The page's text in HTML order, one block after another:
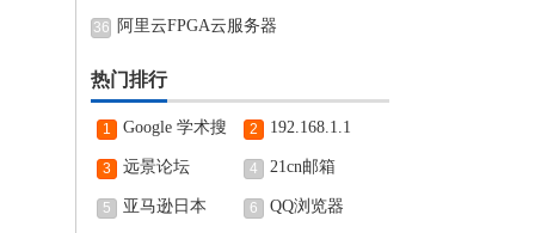
36 阿里云FPGA云服务器
热门排行
1
Google 学术搜
索
2 192.168.1.1
3 远景论坛 4 21cn邮箱
5 亚马逊日本 6 QQ浏览器